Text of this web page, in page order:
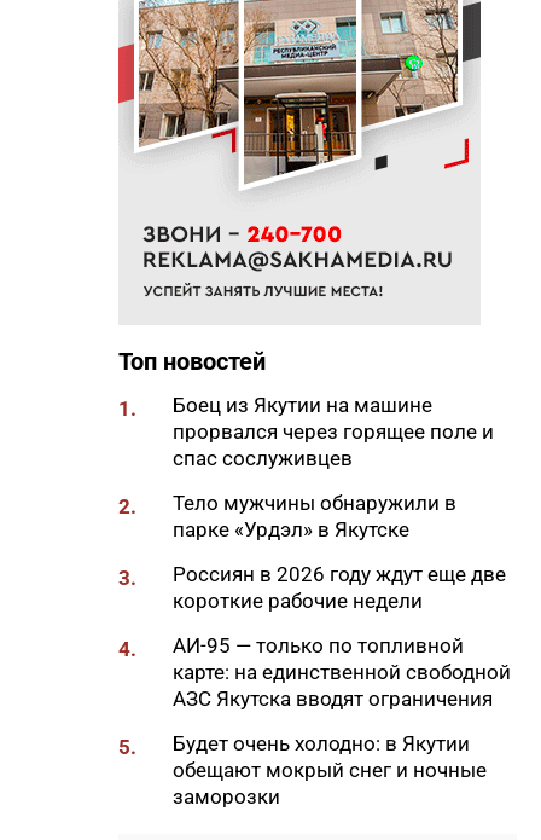
18:05
Вышла новая инди-хоррор
игра от якутских
разработчиков
18:01
85-квартирный дом в
Октемцах сдадут в конце
августа
выявление гепатита С
позволяет предотвратить
осложнения
забрел медвежонок,
Якутяне могут попасть в
Гранд-финал «КАРДО» через
Владивостоке
оказало помощь эвенкийской
общине
17:00
Минтранс Якутии:
транспортный комплекс
полностью обеспечен
топливом
₽ «Рыцари Сорока Островов»
опустили меч: Wink объявляет
Топ новостей
1.
Боец из Якутии на машине
прорвался через горящее поле и
спас сослуживцев
2.
Тело мужчины обнаружили в
парке «Урдэл» в Якутске
3.
Россиян в 2026 году ждут еще две
короткие рабочие недели
4.
АИ-95 — только по топливной
карте: на единственной свободной
АЗС Якутска вводят ограничения
5.
Будет очень холодно: в Якутии
обещают мокрый снег и ночные
заморозки